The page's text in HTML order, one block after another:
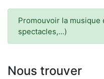
Promouvoir la
spectacles,...)
Nous trouver